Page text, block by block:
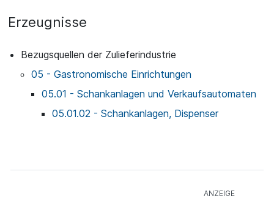
Erzeugnisse
Bezugsquellen der Zulieferindustrie
05 - Gastronomische Einrichtungen
05.01 - Schankanlagen und Verkaufsautomaten
05.01.02 - Schankanlagen, Dispenser